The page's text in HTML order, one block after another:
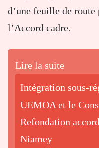
d’une feuille de
l’Accord cadre.
Lire la suite
Intégration sous-
UEMOA et le
Refondation
Niamey